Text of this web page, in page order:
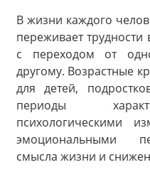
В жизни каждого
переживает
с переходом от
другому. Возрастные
для детей,
периоды
психологическими
эмоциональными
смысла жизни и